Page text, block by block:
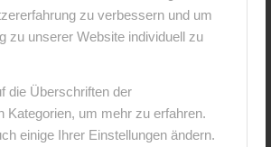
zu verbessern und um
zu unserer Website individuell zu
die Überschriften der
Kategorien, um mehr zu erfahren.
einige Ihrer Einstellungen ändern.
Kommentar
Name*